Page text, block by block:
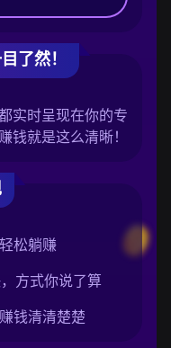
了然！
实时呈现在你的专
钱就是这么清晰！
松躺赚
方式你说了算
钱清清楚楚